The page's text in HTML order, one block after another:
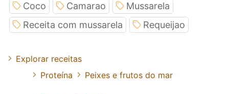
Coco Camarao
Mussarela
Receita com mussarela
Requeijao
Explorar receitas
Proteína
Peixes e frutos do mar